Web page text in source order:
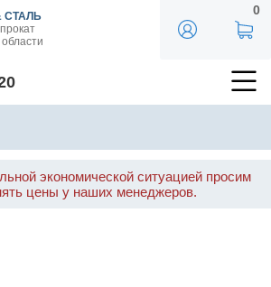
СТАЛЬ
0
экономической ситуацией просим
цены у наших менеджеров.